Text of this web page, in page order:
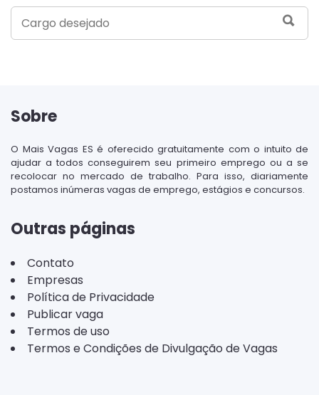
SEARCH
FOR:
Sobre
O Mais Vagas ES é oferecido gratuitamente com o intuito de
ajudar a todos conseguirem seu primeiro emprego ou a se
recolocar no mercado de trabalho. Para isso, diariamente
postamos inúmeras vagas de emprego, estágios e concursos.
Outras páginas
Contato
Empresas
Política de Privacidade
Publicar vaga
Termos de uso
Termos e Condições de Divulgação de Vagas